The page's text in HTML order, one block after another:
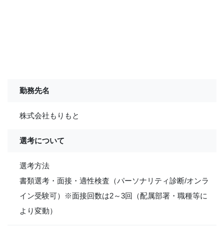
勤務先名
株式会社もりもと
選考について
選考方法
書類選考・面接・適性検査（パーソナリティ診断/オンラ
イン受験可）※面接回数は2～3回（配属部署・職種等に
より変動）